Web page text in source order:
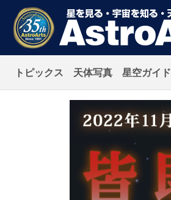
トピックス 天体写真 星空ガイド